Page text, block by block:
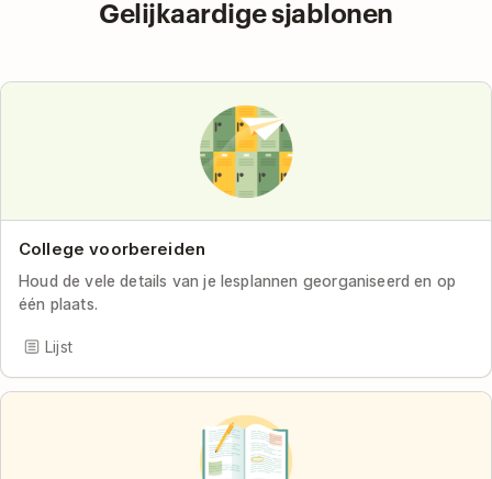
Gelijkaardige sjablonen
College voorbereiden
Houd de vele details van je lesplannen georganiseerd en op
één plaats.
Lijst